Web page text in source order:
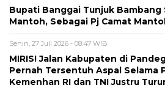
Bupati Banggai Tunjuk Bambang
Mantoh, Sebagai Pj Camat
Senin, 27 Juli 2026 - 08:47 WIB
MIRIS! Jalan Kabupaten di
Pernah Tersentuh Aspal Selama
Kemenhan RI dan TNI Justru